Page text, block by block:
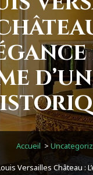
Accueil >
Versailles Château :